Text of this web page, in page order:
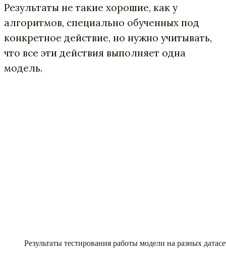
Результаты не такие хорошие, как у
алгоритмов, специально обученных под
конкретное действие, но нужно учитывать,
что все эти действия выполняет одна
модель.
Результаты тестирования работы модели на разных